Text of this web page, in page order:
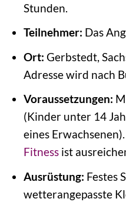
Stunden.
Teilnehmer: Das
Ort: Gerbstedt,
Adresse wird nach
Voraussetzungen:
(Kinder unter 14
eines
Fitnessist
Ausrüstung: Festes
wetterangepasste